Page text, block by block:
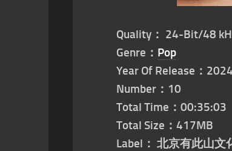
Quality： 24-Bit/48
Genre： Pop
Year Of Release：2024
Number：10
Total Time：00:35:03
Total Size：417MB
Label： 北京有此山文